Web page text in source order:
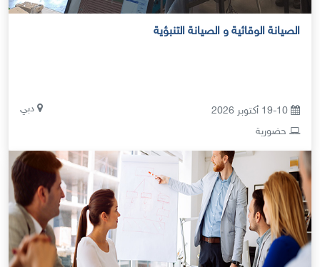
الصيانة الوقائية و الصيانة التنبؤية
دبي
حضورية